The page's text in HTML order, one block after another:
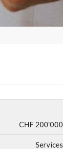
CHF 200'000
Services